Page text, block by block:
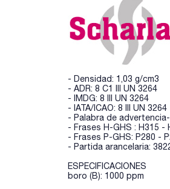
- Densidad: 1,03 g/cm3
- ADR: 8 C1 III UN 3264
- IMDG: 8 III UN 3264
- IATA/ICAO: 8 III UN 3264
- Palabra de
- Frases H-GHS : H315 -
- Frases P-GHS: P280 -
- Partida arancelaria:
ESPECIFICACIONES
boro (B): 1000 ppm